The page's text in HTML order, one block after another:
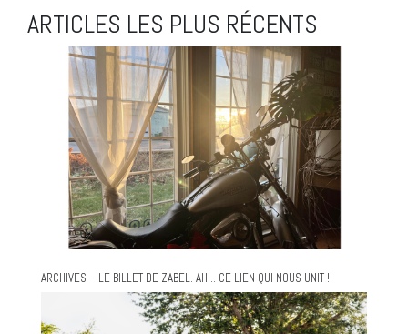
ARTICLES LES PLUS RÉCENTS
ARCHIVES – LE BILLET DE ZABEL. AH… CE LIEN QUI NOUS UNIT !